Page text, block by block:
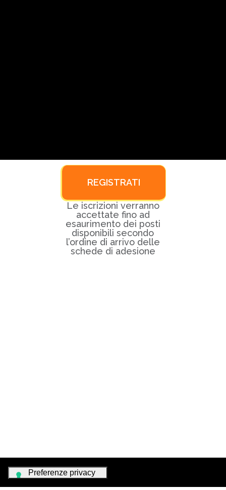
REGISTRATI
Le iscrizioni verranno
accettate fino ad
esaurimento dei posti
disponibili secondo
l’ordine di arrivo delle
schede di adesione